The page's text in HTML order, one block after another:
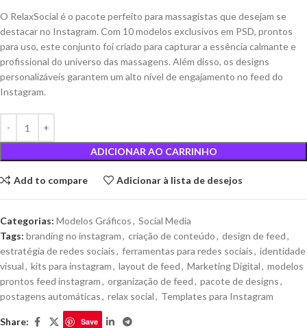
O RelaxSocial é o pacote perfeito para massagistas que desejam se
destacar no Instagram. Com 10 modelos exclusivos em PSD, prontos
para uso, este conjunto foi criado para capturar a essência calmante e
profissional do universo das massagens. Além disso, os designs
personalizáveis garantem um alto nível de engajamento no feed do
Instagram.
ADICIONAR AO CARRINHO
Add to compare Adicionar à lista de desejos
Categorias: Modelos Gráficos, Social Media
Tags: branding no instagram, criação de conteúdo, design de feed,
estratégia de redes sociais, ferramentas para redes sociais, identidade
visual, kits para instagram, layout de feed, Marketing Digital, modelos
prontos feed instagram, organização de feed, pacote de designs,
postagens automáticas, relax social, Templates para Instagram
Share: Save